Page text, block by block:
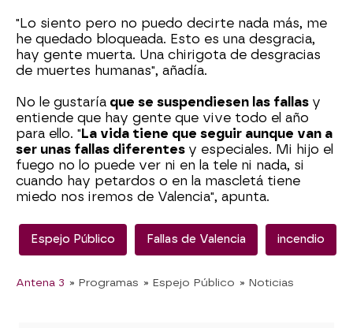
"Lo siento pero no puedo decirte nada más, me
he quedado bloqueada. Esto es una desgracia,
hay gente muerta. Una chirigota de desgracias
de muertes humanas", añadía.
No le gustaría que se suspendiesen las fallas y
entiende que hay gente que vive todo el año
para ello. "La vida tiene que seguir aunque van a
ser unas fallas diferentes y especiales. Mi hijo el
fuego no lo puede ver ni en la tele ni nada, si
cuando hay petardos o en la mascletá tiene
miedo nos iremos de Valencia", apunta.
Espejo Público Fallas de Valencia incendio
Antena 3 » Programas » Espejo Público » Noticias